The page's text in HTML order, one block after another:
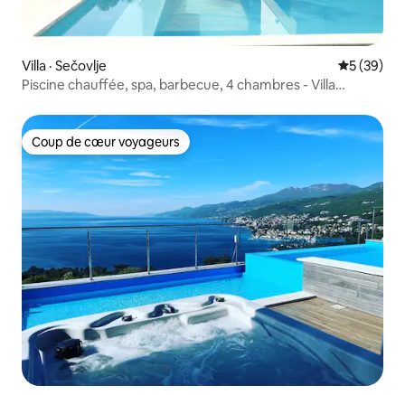
Villa · Sečovlje Note
5 (39)
Piscine chauffée, spa, barbecue, 4 chambres - Villa
Coup de cœur voyageurs
Coup de cœur voyageurs